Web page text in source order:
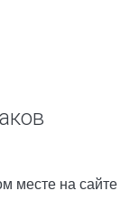
месте на сайте